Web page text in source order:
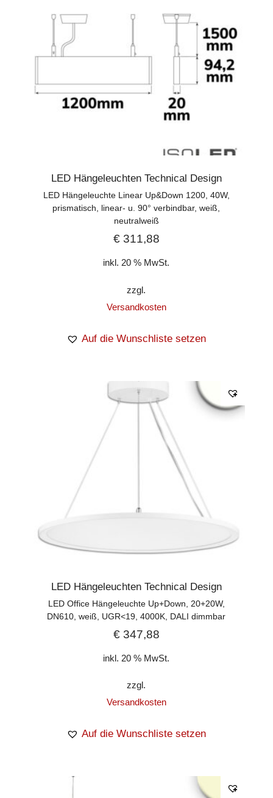
LED Hängeleuchten Technical Design
LED Hängeleuchte Linear Up&Down 1200, 40W,
prismatisch, linear- u. 90° verbindbar, weiß,
neutralweiß
€311,88
inkl. 20 % MwSt.
zzgl.
Versandkosten
Auf die Wunschliste setzen
LED Hängeleuchten Technical Design
LED Office Hängeleuchte Up+Down, 20+20W,
DN610, weiß, UGR<19, 4000K, DALI dimmbar
€347,88
inkl. 20 % MwSt.
zzgl.
Versandkosten
Auf die Wunschliste setzen